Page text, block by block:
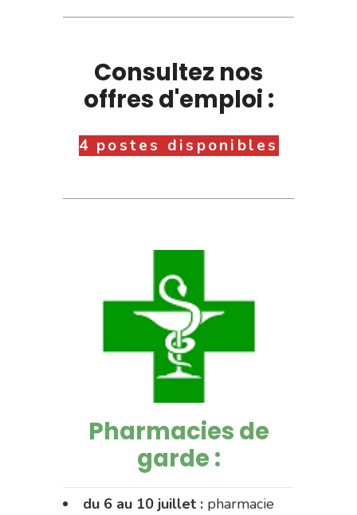
Consultez nos
offres d'emploi :
4 postes disponibles
Pharmacies de
garde :
du 6 au 10 juillet : pharmacie